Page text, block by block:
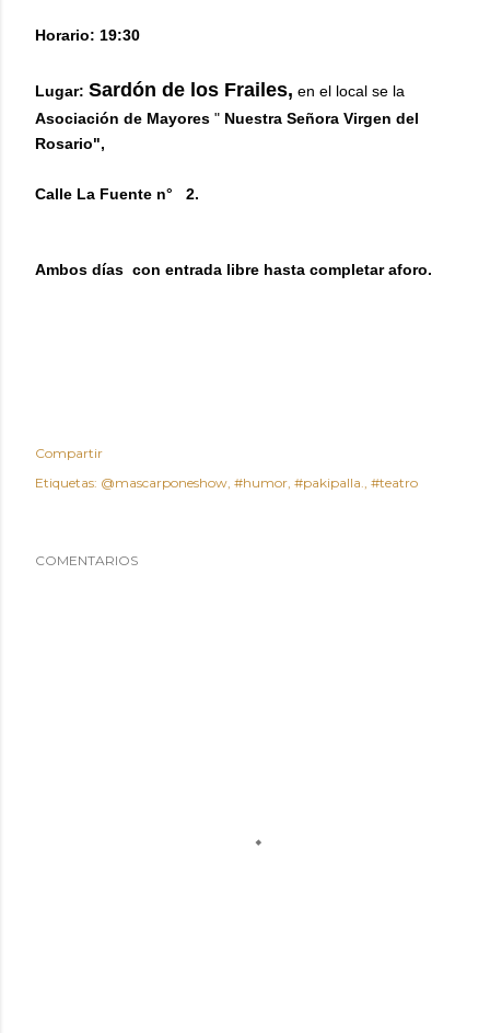
Horario: 19:30
Lugar: Sardón de los Frailes, en el local se la
Asociación de Mayores " Nuestra Señora Virgen del
Rosario",
Calle La Fuente n° 2.
Ambos días con entrada libre hasta completar aforo.
Compartir
Etiquetas: @mascarponeshow #humor #pakipalla. #teatro
COMENTARIOS